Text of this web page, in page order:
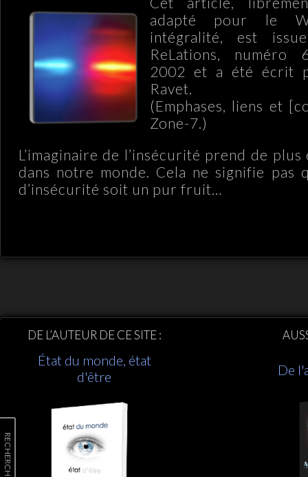
adapté pour le
intégralité, est
ReLations, numéro
2002 et a été écrit
Ravet.
(Emphases, liens et
Zone-7.)
L’imaginaire de l’insécurité prend de
dans notre monde. Cela ne signifie pas
d’insécurité soit un pur fruit…
DE L’AUTEUR DE CE SITE :
État du monde, état
d'être
De
RECHERCHER